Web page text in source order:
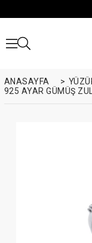
ANASAYFA >
925 AYAR GÜMÜŞ